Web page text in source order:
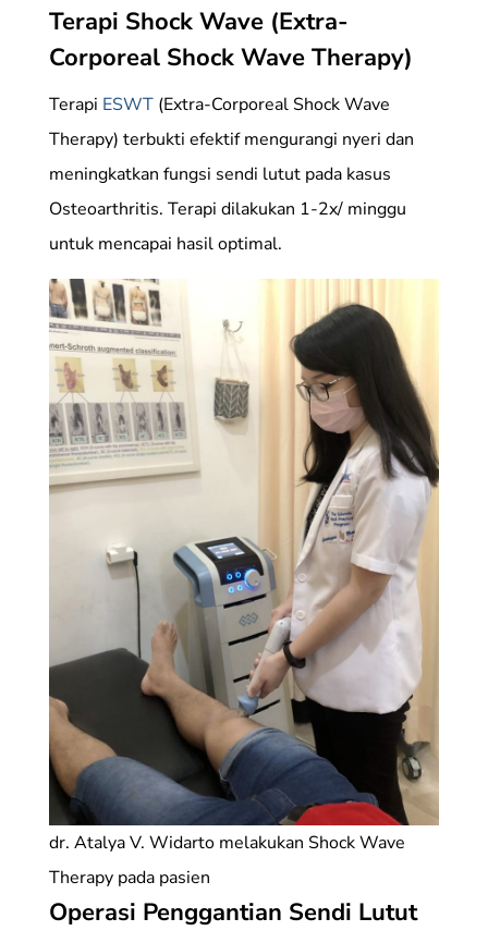
Terapi Shock Wave (Extra-
Corporeal Shock Wave Therapy)
Terapi ESWT(Extra-Corporeal Shock Wave
Therapy) terbukti efektif mengurangi nyeri dan
meningkatkan fungsi sendi lutut pada kasus
Osteoarthritis. Terapi dilakukan 1-2x/ minggu
untuk mencapai hasil optimal.
dr. Atalya V. Widarto melakukan Shock Wave
Therapy pada pasien
Operasi Penggantian Sendi Lutut